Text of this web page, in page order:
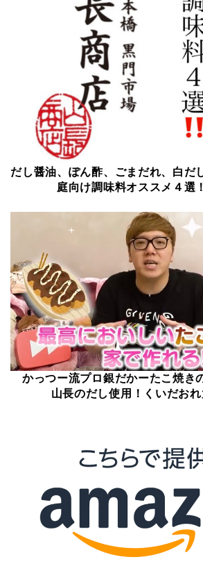
だし醤油、ぽん酢、ごまだれ、白だ
庭向け調味料オススメ４選
かっつー流プロ銀だかーたこ焼き
山長のだし使用！くいだお